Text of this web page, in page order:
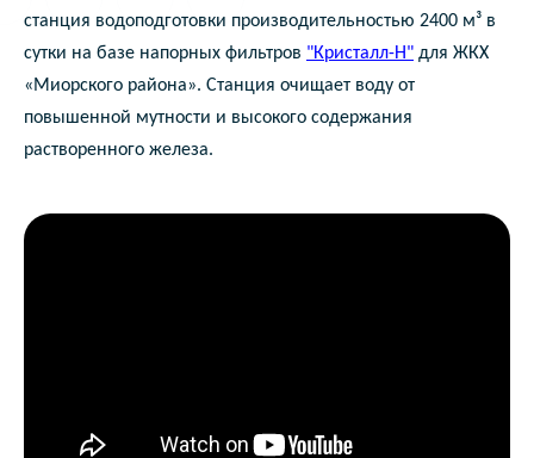
станция водоподготовки производительностью 2400 м³ в
сутки на базе напорных фильтров "Кристалл-Н" для ЖКХ
«Миорского района». Станция очищает воду от
повышенной мутности и высокого содержания
растворенного железа.